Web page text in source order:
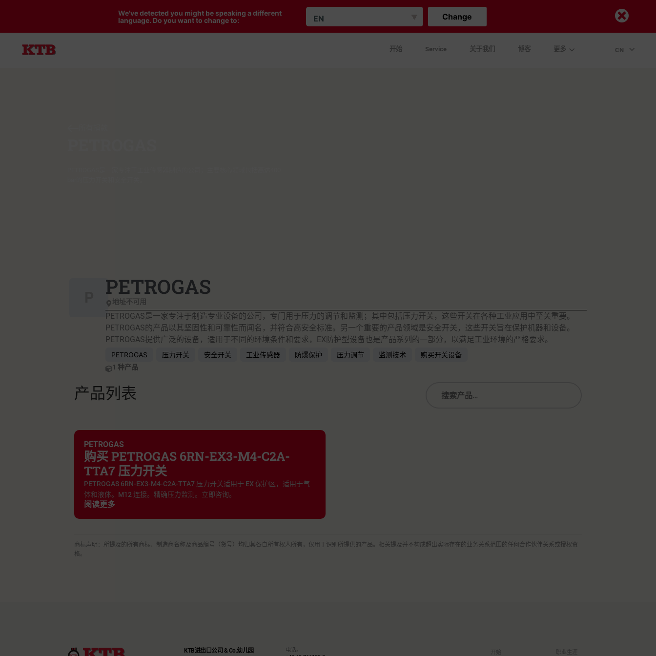
We've detected you might be speaking a different
language. Do you want to change to:
EN Change
开始 Service 关于我们 博客 更多 CN
PETROGAS
地址不可用
PETROGAS是一家专注于制造专业设备的公司，专门用于压力的调节和监测；其中包括压力开关，这些开关在各种工业应用中至关重要。
PETROGAS的产品以其坚固性和可靠性而闻名，并符合高安全标准。另一个重要的产品领域是安全开关，这些开关旨在保护机器和设备。
PETROGAS提供广泛的设备，适用于不同的环境条件和要求，EX防护型设备也是产品系列的一部分，以满足工业环境的严格要求。
PETROGAS 压力开关 安全开关 工业传感器 防爆保护 压力调节 监测技术 购买开关设备
1 种产品
产品列表
PETROGAS
购买 PETROGAS 6RN-EX3-M4-C2A-
TTA7 压力开关
PETROGAS 6RN-EX3-M4-C2A-TTA7 压力开关适用于 EX 保护区，适用于气
体和液体。M12 连接。精确压力监测。立即咨询。
阅读更多
商标声明：所提及的所有商标、制造商名称及商品编号（货号）均归其各自所有权人所有，仅用于识别所提供的产品。相关提及并不构成超出实际存在的业务关系范围的任何合作伙伴关系或授权资
格。
KTB进出口公司 & Co.幼儿园
电话。
开始 职业生涯